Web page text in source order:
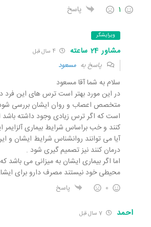
1 پاسخ
ویرایشگر
مشاور 24 ساعته 4 سال قبل
پاسخ به مسعود
سلام به شما آقا مسعود
در این مورد بهتر است ترس های این فرد
متخصص اعصاب و روان ایشان بررسی
است که اگر ترس زیادی وجود داشته
کنند و خب براساس شرایط بیماری آلزایمر
آیا می توانند روانشناس شرایط ایشان و
درمان کنند نیز تصمیم گیری شود .
اما اگر بیماری ایشان به میزانی می باشد
محیطی خود نیستند مصرف دارو برای
0 پاسخ
احمد